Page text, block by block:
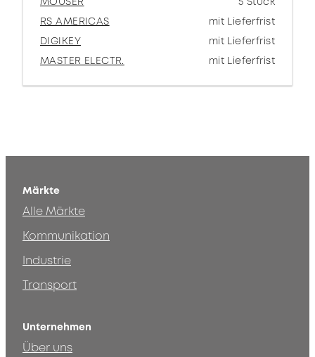
RS AMERICAS
mit Lieferfrist
DIGIKEY
mit Lieferfrist
MASTER ELECTR.
mit Lieferfrist
Märkte
Alle Märkte
Kommunikation
Industrie
Transport
Unternehmen
Über uns